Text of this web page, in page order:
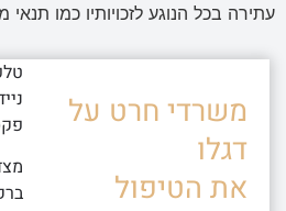
עתירה בכל הנוגע לזכויותיו כמו
משרדי חרט על
דגלו
את הטיפול
פקס: